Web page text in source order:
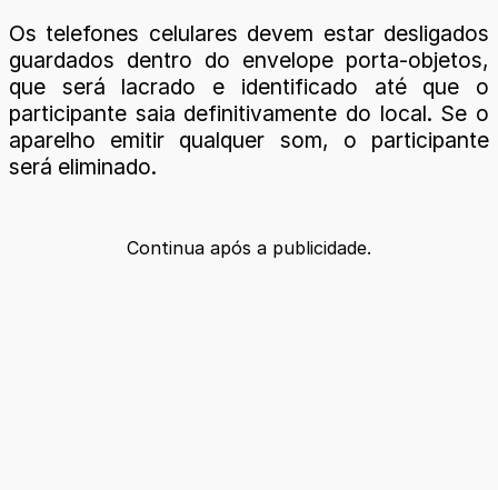
Os telefones celulares devem estar desligados
guardados dentro do envelope porta-objetos,
que será lacrado e identificado até que o
participante saia definitivamente do local. Se o
aparelho emitir qualquer som, o participante
será eliminado.
Continua após a publicidade.